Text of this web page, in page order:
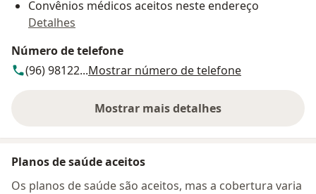
Convênios médicos aceitos neste endereço
Detalhes
Número de telefone
(96) 98122...Mostrar número de telefone
Mostrar mais detalhes
sobre o endereço
Planos de saúde aceitos
Os planos de saúde são aceitos, mas a cobertura varia